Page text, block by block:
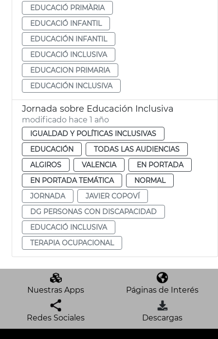
EDUCACIÓ PRIMÀRIA
EDUCACIÓ INFANTIL
EDUCACIÓN INFANTIL
EDUCACIÓ INCLUSIVA
EDUCACION PRIMARIA
EDUCACIÓN INCLUSIVA
Jornada sobre Educación Inclusiva
modificado hace 1 año
IGUALDAD Y POLÍTICAS INCLUSIVAS
EDUCACIÓN
TODAS LAS AUDIENCIAS
ALGIROS
VALENCIA
EN PORTADA
EN PORTADA TEMÁTICA
NORMAL
JORNADA
JAVIER COPOVÍ
DG PERSONAS CON DISCAPACIDAD
EDUCACIÓ INCLUSIVA
TERAPIA OCUPACIONAL
Nuestras Apps Páginas de Interés
Redes Sociales Descargas